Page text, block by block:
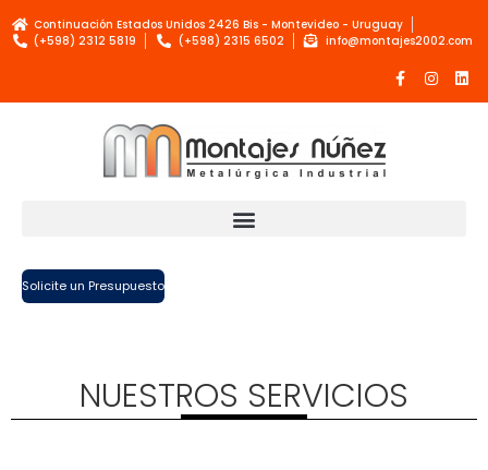
Continuación Estados Unidos 2426 Bis - Montevideo - Uruguay
(+598) 2312 5819
(+598) 2315 6502 info@montajes2002.com
Solicite un Presupuesto
NUESTROS SERVICIOS